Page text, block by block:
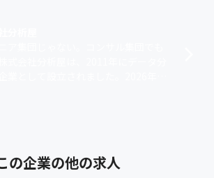
く。
勤務）
の企業の他の求人